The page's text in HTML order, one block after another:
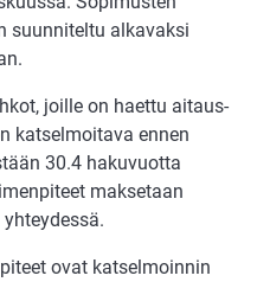
suunniteltu alkavaksi
joille on haettu aitaus-
katselmoitava ennen
30.4 hakuvuotta
maksetaan
ovat katselmoinnin